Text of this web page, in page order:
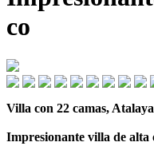
co
Villa con 22 camas,
Impresionante villa de alta